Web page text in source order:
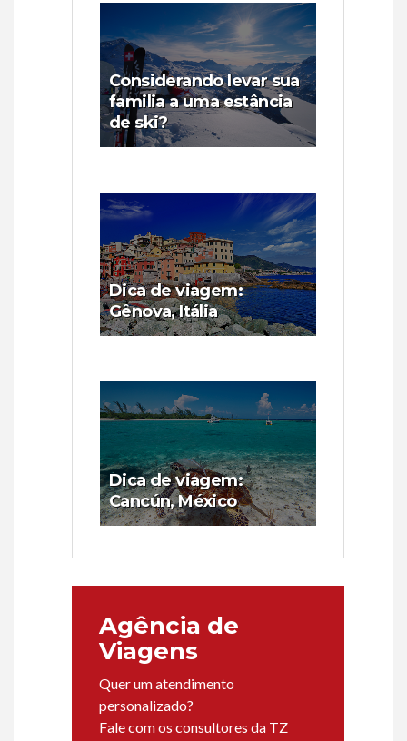
Considerando levar sua
familia a uma estância
de ski?
Dica de viagem:
Gênova, Itália
Dica de viagem:
Cancún, México
Agência de
Viagens
Quer um atendimento
personalizado?
Fale com os consultores da TZ